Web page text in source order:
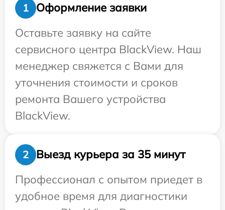
1
Оформление заявки
Оставьте заявку на сайте
сервисного центра BlackView. Наш
менеджер свяжется с Вами для
уточнения стоимости и сроков
ремонта Вашего устройства
BlackView.
2
Выезд курьера за 35 минут
Профессионал с опытом приедет в
удобное время для диагностики